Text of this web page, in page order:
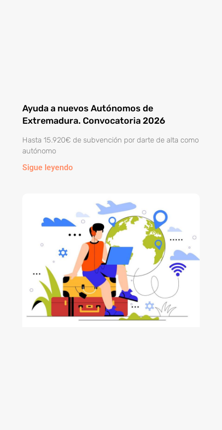
Ayuda a nuevos Autónomos de
Extremadura. Convocatoria 2026
Hasta 15.920€ de subvención por darte de alta como
autónomo
Sigue leyendo